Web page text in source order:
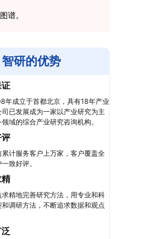
谱。
智研的优势
年成立于首都北京，具有18年产业
已发展成为一家以产业研究为主
域的综合产业研究咨询机构。
计服务客户上万家，客户覆盖全
致好评。
精地完善研究方法，用专业和科
调研方法，不断追求数据和观点